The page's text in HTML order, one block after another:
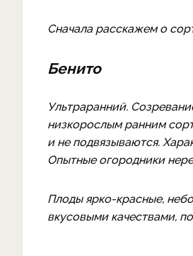
Сначала расскажем о
Бенито
Ультраранний.
низкорослым ранним
и не подвязываются.
Опытные огородники
Плоды ярко-красные,
вкусовыми качествами,